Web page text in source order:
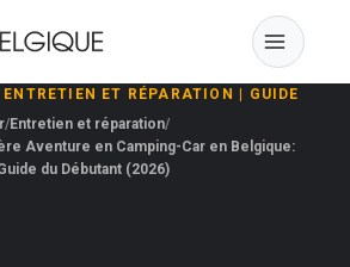
ENTRETIEN ET RÉPARATION
GUIDE
Entretien et réparation
Aventure en Camping-Car en Belgique:
du Débutant (2026)